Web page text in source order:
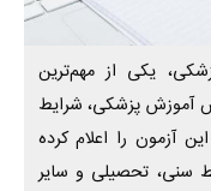
یکی از مهم‌ترین
آموزش پزشکی، شرایط
آزمون را اعلام کرده
سنی، تحصیلی و سایر